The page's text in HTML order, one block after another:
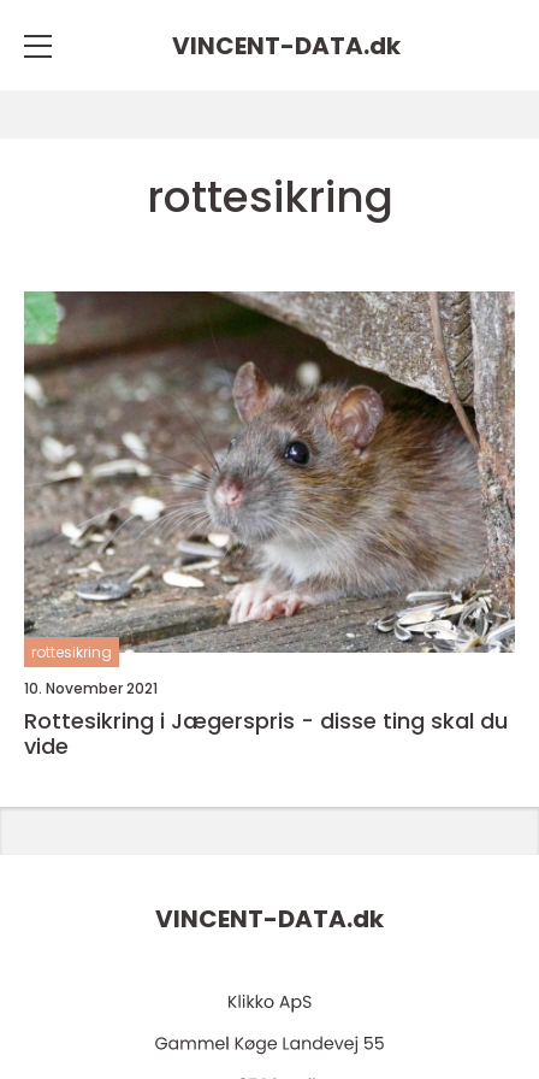
VINCENT-DATA.dk
rottesikring
rottesikring
10. November 2021
Rottesikring i Jægerspris - disse ting skal du
vide
VINCENT-DATA.dk